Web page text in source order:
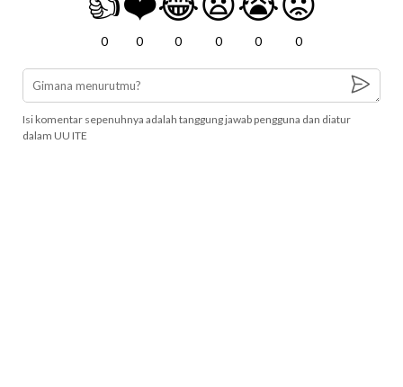
0 0 0 0 0 0
Isi komentar sepenuhnya adalah tanggung jawab pengguna dan diatur
dalam UU ITE